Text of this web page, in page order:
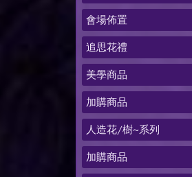
會場佈置
追思花禮
美學商品
加購商品
人造花/樹~系列
加購商品